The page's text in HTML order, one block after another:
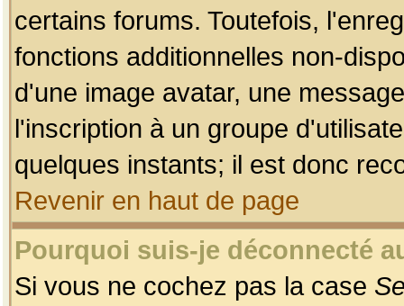
certains forums. Toutefois,
fonctions additionnelles non-
d'une image avatar, une
l'inscription à un groupe
quelques instants; il est donc
Revenir en haut de page
Pourquoi suis-je déconnecté
Si vous ne cochez pas la case